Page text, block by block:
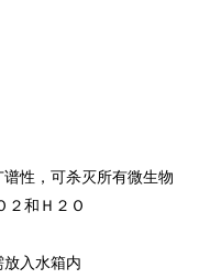
性，可杀灭所有微生物
和Ｈ２Ｏ
入水箱内